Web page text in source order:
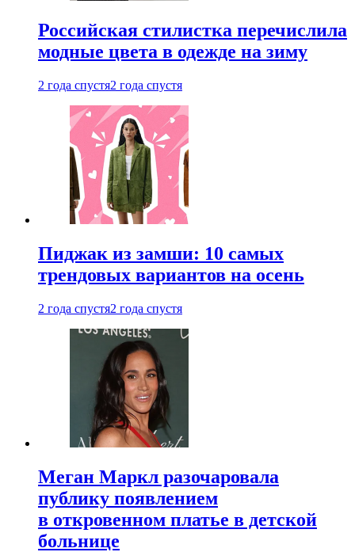
Российская стилистка перечислила
модные цвета в одежде на зиму
2 года спустя2 года спустя
Пиджак из замши: 10 самых
трендовых вариантов на осень
2 года спустя2 года спустя
Меган Маркл разочаровала
публику появлением
в откровенном платье в детской
больнице